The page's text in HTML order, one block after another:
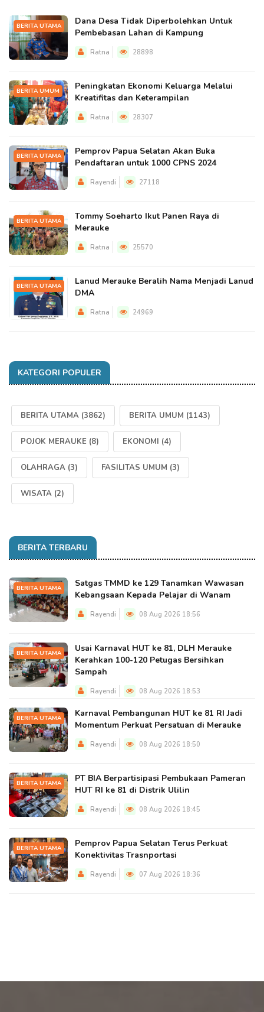
BERITA UTAMA
Dana Desa Tidak Diperbolehkan Untuk
Pembebasan Lahan di Kampung
Ratna 28898
BERITA UMUM
Peningkatan Ekonomi Keluarga Melalui
Kreatifitas dan Keterampilan
Ratna 28307
BERITA UTAMA
Pemprov Papua Selatan Akan Buka
Pendaftaran untuk 1000 CPNS 2024
Rayendi 27118
BERITA UTAMA
Tommy Soeharto Ikut Panen Raya di
Merauke
Ratna 25570
BERITA UTAMA
Lanud Merauke Beralih Nama Menjadi Lanud
DMA
Ratna 24969
KATEGORI POPULER
BERITA UTAMA (3862) BERITA UMUM (1143)
POJOK MERAUKE (8) EKONOMI (4)
OLAHRAGA (3) FASILITAS UMUM (3)
WISATA (2)
BERITA TERBARU
BERITA UTAMA
Satgas TMMD ke 129 Tanamkan Wawasan
Kebangsaan Kepada Pelajar di Wanam
Rayendi 08 Aug 2026 18:56
BERITA UTAMA
Usai Karnaval HUT ke 81, DLH Merauke
Kerahkan 100-120 Petugas Bersihkan
Sampah
Rayendi 08 Aug 2026 18:53
BERITA UTAMA
Karnaval Pembangunan HUT ke 81 RI Jadi
Momentum Perkuat Persatuan di Merauke
Rayendi 08 Aug 2026 18:50
BERITA UTAMA
PT BIA Berpartisipasi Pembukaan Pameran
HUT RI ke 81 di Distrik Ulilin
Rayendi 08 Aug 2026 18:45
BERITA UTAMA
Pemprov Papua Selatan Terus Perkuat
Konektivitas Trasnportasi
Rayendi 07 Aug 2026 18:36